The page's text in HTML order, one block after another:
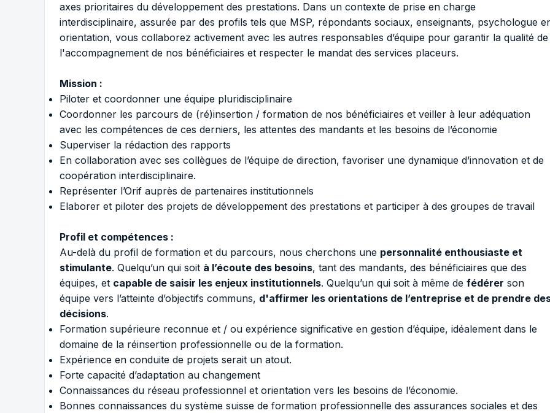
axes prioritaires du développement des prestations. Dans un contexte de prise en charge
interdisciplinaire, assurée par des profils tels que MSP, répondants sociaux, enseignants, psychologue
orientation, vous collaborez activement avec les autres responsables d’équipe pour garantir la qualité de
l'accompagnement de nos bénéficiaires et respecter le mandat des services placeurs.
Mission :
Piloter et coordonner une équipe pluridisciplinaire
Coordonner les parcours de (ré)insertion / formation de nos bénéficiaires et veiller à leur adéquation
avec les compétences de ces derniers, les attentes des mandants et les besoins de l’économie
Superviser la rédaction des rapports
En collaboration avec ses collègues de l’équipe de direction, favoriser une dynamique d’innovation et de
coopération interdisciplinaire.
Représenter l’Orif auprès de partenaires institutionnels
Elaborer et piloter des projets de développement des prestations et participer à des groupes de travail
Profil et compétences :
Au-delà du profil de formation et du parcours, nous cherchons une personnalité enthousiaste et
stimulante. Quelqu’un qui soit à l’écoute des besoins, tant des mandants, des bénéficiaires que des
équipes, et capable de saisir les enjeux institutionnels. Quelqu’un qui soit à même de fédérer son
équipe vers l’atteinte d’objectifs communs, d'affirmer les orientations de l’entreprise et de prendre
décisions.
Formation supérieure reconnue et / ou expérience significative en gestion d’équipe, idéalement dans le
domaine de la réinsertion professionnelle ou de la formation.
Expérience en conduite de projets serait un atout.
Forte capacité d’adaptation au changement
Connaissances du réseau professionnel et orientation vers les besoins de l’économie.
Bonnes connaissances du système suisse de formation professionnelle des assurances sociales et des